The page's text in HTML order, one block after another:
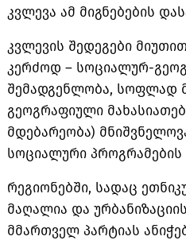
კვლევა ამ მიგნებების
კვლევის შედეგები
კერძოდ – სოციალურ-
შემადგენლობა, სოფლად
გეოგრაფიული
მდებარეობა)
სოციალური პროგრამების
რეგიონებში, სადაც
მაღალია და
მმართველ პარტიას